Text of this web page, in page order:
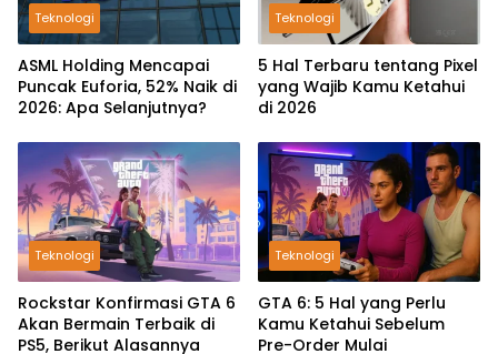
Teknologi
ASML Holding Mencapai
Puncak Euforia, 52% Naik di
2026: Apa Selanjutnya?
Teknologi
5 Hal Terbaru tentang Pixel
yang Wajib Kamu Ketahui
di 2026
Teknologi
Rockstar Konfirmasi GTA 6
Akan Bermain Terbaik di
PS5, Berikut Alasannya
Teknologi
GTA 6: 5 Hal yang Perlu
Kamu Ketahui Sebelum
Pre-Order Mulai